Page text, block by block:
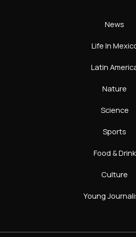
News
Life In
Latin
Nature
Science
Sports
Food & Drink
Culture
Young